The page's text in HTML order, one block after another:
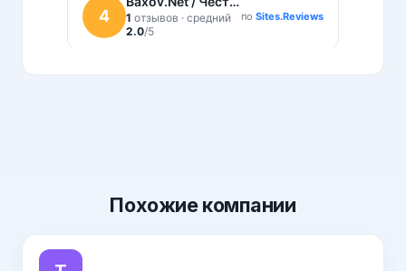
Похожиекомпании